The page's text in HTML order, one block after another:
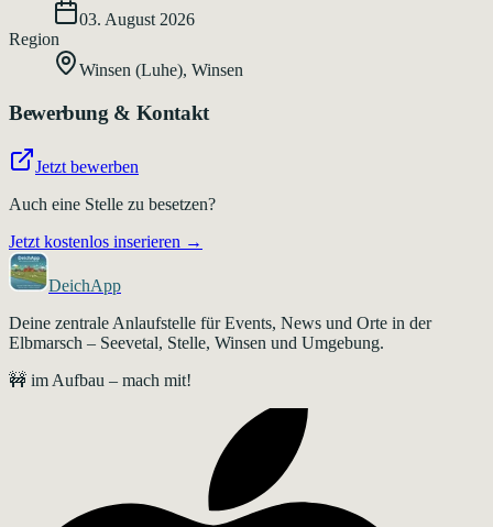
03. August 2026
Region
Winsen (Luhe), Winsen
Bewerbung & Kontakt
Jetzt bewerben
Auch eine Stelle zu besetzen?
Jetzt kostenlos inserieren →
DeichApp
Deine zentrale Anlaufstelle für Events, News und Orte in der
Elbmarsch – Seevetal, Stelle, Winsen und Umgebung.
🚧 im Aufbau – mach mit!